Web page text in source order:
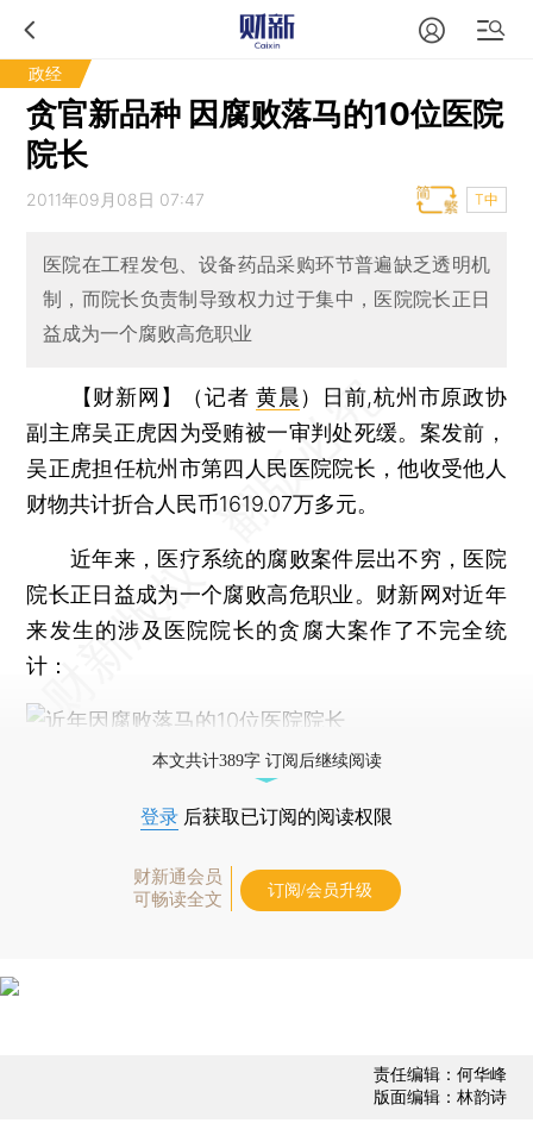
政经
贪官新品种 因腐败落马的10位医院
院长
2011年09月08日 07:47 T中
医院在工程发包、设备药品采购环节普遍缺乏透明机
制，而院长负责制导致权力过于集中，医院院长正日
益成为一个腐败高危职业
【财新网】（记者黄晨）
日前,杭州市原政协
副主席吴正虎因为受贿被一审判处死缓。案发前，
吴正虎担任杭州市第四人民医院院长，他收受他人
财物共计折合人民币1619.07万多元。
近年来，医疗系统的腐败案件层出不穷，医院
院长正日益成为一个腐败高危职业。财新网对近年
来发生的涉及医院院长的贪腐大案作了不完全统
计：
本文共计389字 订阅后继续阅读
登录 后获取已订阅的阅读权限
财新通会员
可畅读全文
订阅/会员升级
责任编辑：何华峰
版面编辑：林韵诗